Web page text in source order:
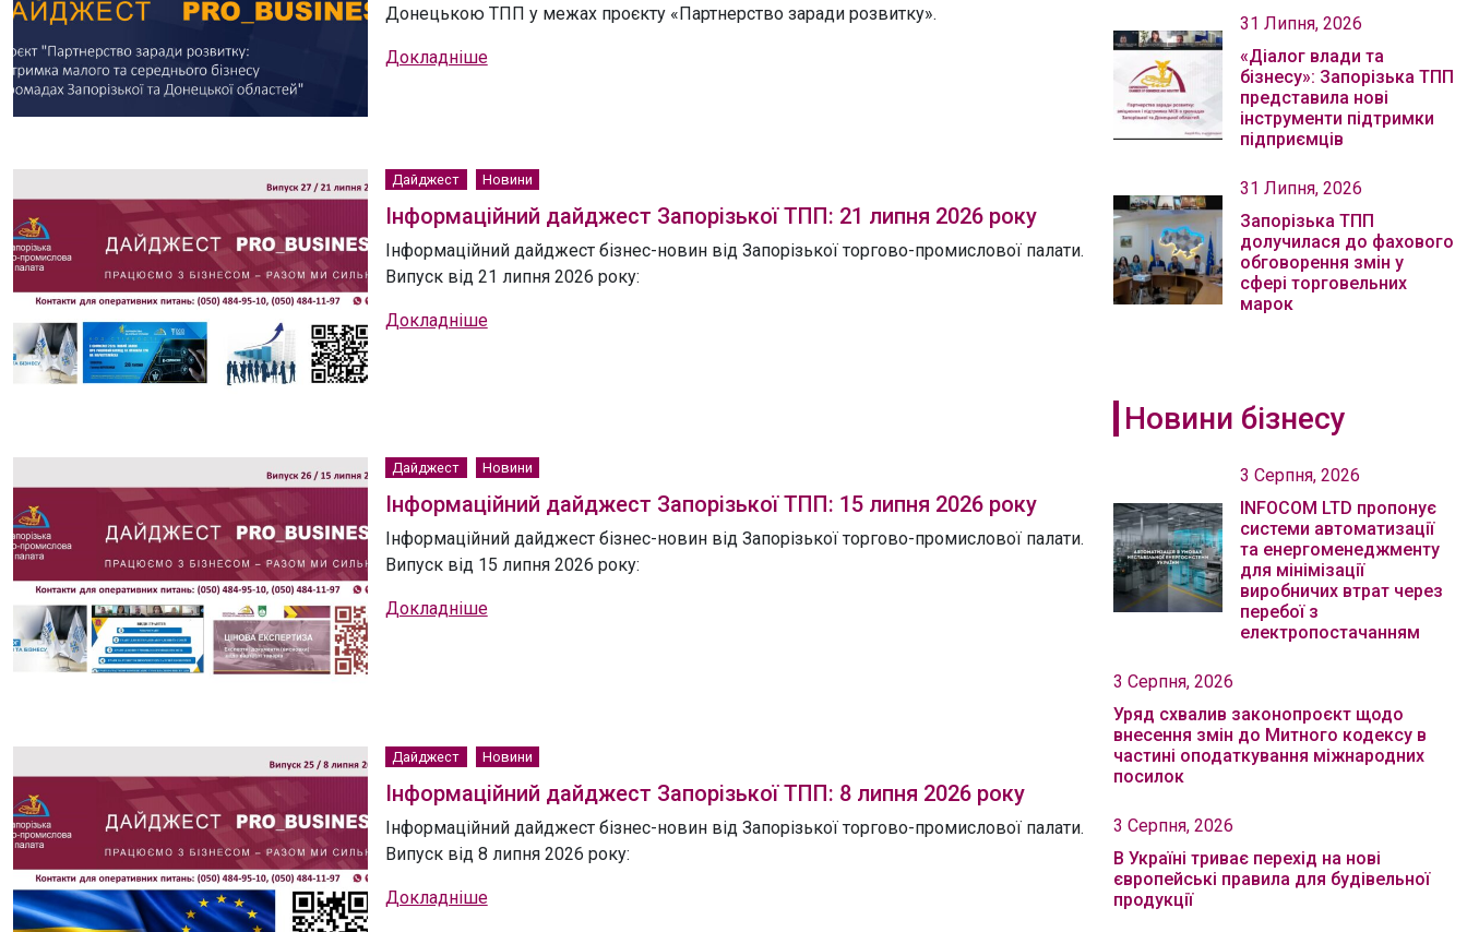
Донецькою ТПП у межах проєкту «Партнерство заради розвитку».
Докладніше
Дайджест Новини
Інформаційний дайджест Запорізької ТПП: 21 липня 2026 року
Інформаційний дайджест бізнес-новин від Запорізької торгово-промислової палати.
Випуск від 21 липня 2026 року:
Докладніше
Дайджест Новини
Інформаційний дайджест Запорізької ТПП: 15 липня 2026 року
Інформаційний дайджест бізнес-новин від Запорізької торгово-промислової палати.
Випуск від 15 липня 2026 року:
Докладніше
Дайджест Новини
Інформаційний дайджест Запорізької ТПП: 8 липня 2026 року
Інформаційний дайджест бізнес-новин від Запорізької торгово-промислової палати.
Випуск від 8 липня 2026 року:
Докладніше
31 Липня, 2026
«Діалог влади та
бізнесу»: Запорізька ТПП
представила нові
інструменти підтримки
підприємців
31 Липня, 2026
Запорізька ТПП
долучилася до фахового
обговорення змін у
сфері торговельних
марок
Новини бізнесу
3 Серпня, 2026
INFOCOM LTD пропонує
системи автоматизації
та енергоменеджменту
для мінімізації
виробничих втрат через
перебої з
електропостачанням
3 Серпня, 2026
Уряд схвалив законопроєкт щодо
внесення змін до Митного кодексу в
частині оподаткування міжнародних
посилок
3 Серпня, 2026
В Україні триває перехід на нові
європейські правила для будівельної
продукції